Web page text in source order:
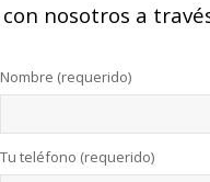
con nosotros a
Nombre (requerido)
Tu teléfono (requerido)